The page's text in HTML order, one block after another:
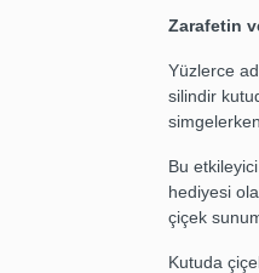
Zarafetin
Yüzlerce
silindir
Bu etkileyici
hediyesi
çiçek
Kutuda